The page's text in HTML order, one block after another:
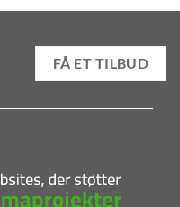
FÅ ET TILBUD